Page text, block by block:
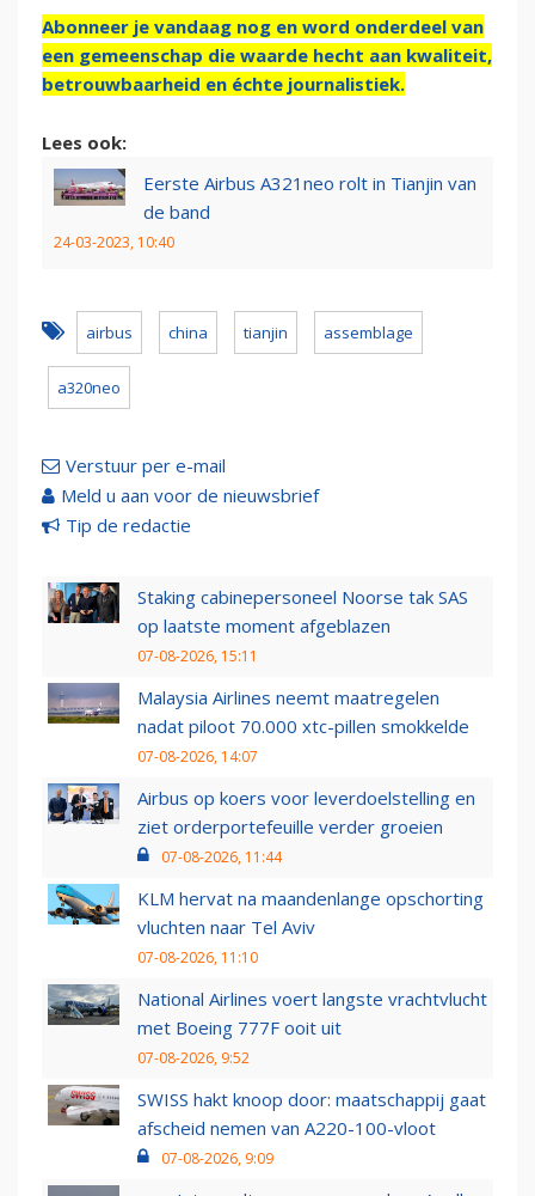
Abonneer je vandaag nog en word onderdeel van
een gemeenschap die waarde hecht aan kwaliteit,
betrouwbaarheid en échte journalistiek.
Lees ook:
Eerste Airbus A321neo rolt in Tianjin van
de band
24-03-2023, 10:40
airbus china tianjin assemblage
a320neo
Verstuur per e-mail
Meld u aan voor de nieuwsbrief
Tip de redactie
Staking cabinepersoneel Noorse tak SAS
op laatste moment afgeblazen
07-08-2026, 15:11
Malaysia Airlines neemt maatregelen
nadat piloot 70.000 xtc-pillen smokkelde
07-08-2026, 14:07
Airbus op koers voor leverdoelstelling en
ziet orderportefeuille verder groeien
07-08-2026, 11:44
KLM hervat na maandenlange opschorting
vluchten naar Tel Aviv
07-08-2026, 11:10
National Airlines voert langste vrachtvlucht
met Boeing 777F ooit uit
07-08-2026, 9:52
SWISS hakt knoop door: maatschappij gaat
afscheid nemen van A220-100-vloot
07-08-2026, 9:09